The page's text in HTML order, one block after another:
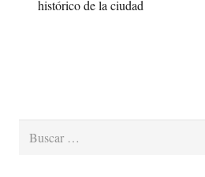
histórico de la ciudad